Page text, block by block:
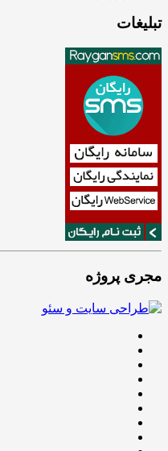
تبلیغات
مجری پروژه